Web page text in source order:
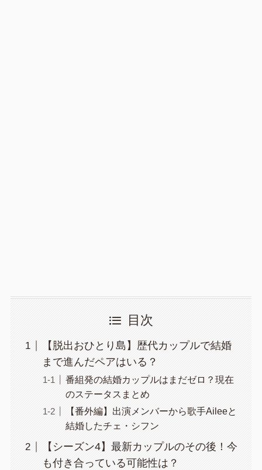
目次
【脱出おひとり島】歴代カップルで結婚
まで進んだペアはいる？
番組発の結婚カップルはまだゼロ？現在
のステータスまとめ
【番外編】出演メンバーから歌手Aileeと
結婚したチェ・シフン
【シーズン4】最新カップルのその後！今
も付き合っている可能性は？